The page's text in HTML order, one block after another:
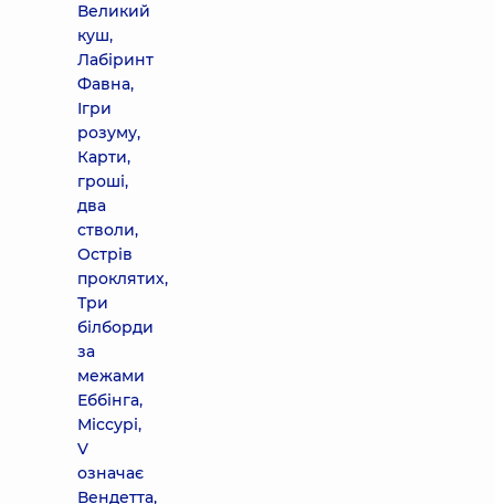
Великий
куш,
Лабіринт
Фавна,
Ігри
розуму,
Карти,
гроші,
два
стволи,
Острів
проклятих,
Три
білборди
за
межами
Еббінга,
Міссурі,
V
означає
Вендетта,